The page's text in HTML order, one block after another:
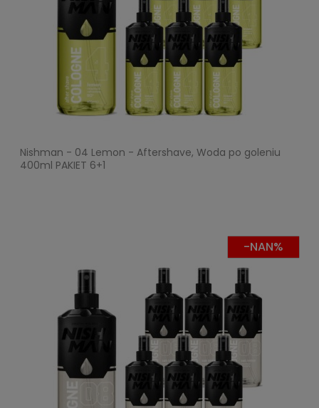
Nishman - 04 Lemon - Aftershave, Woda po goleniu
400ml PAKIET 6+1
-NAN%